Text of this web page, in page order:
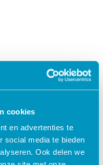
cookies
en advertenties te
social media te bieden
Ook delen we
cloud